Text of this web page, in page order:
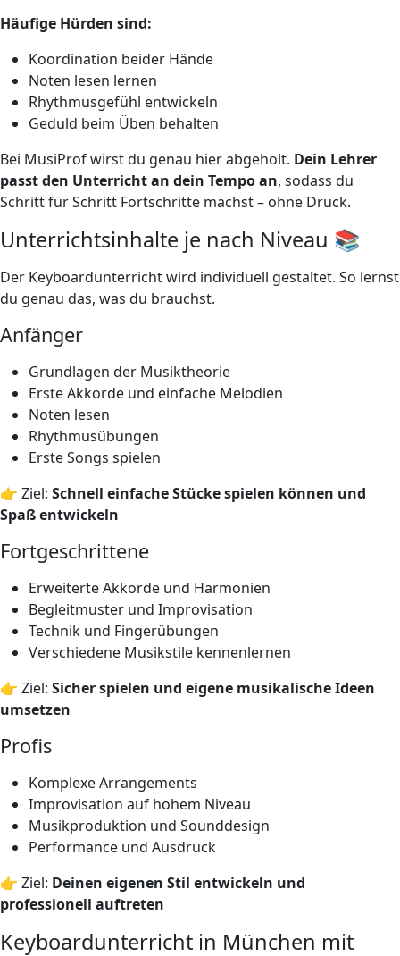
Häufige Hürden sind:
Koordination beider Hände
Noten lesen lernen
Rhythmusgefühl entwickeln
Geduld beim Üben behalten
Bei MusiProf wirst du genau hier abgeholt. Dein Lehrer
passt den Unterricht an dein Tempo an, sodass du
Schritt für Schritt Fortschritte machst – ohne Druck.
Unterrichtsinhalte je nach Niveau 📚
Der Keyboardunterricht wird individuell gestaltet. So lernst
du genau das, was du brauchst.
Anfänger
Grundlagen der Musiktheorie
Erste Akkorde und einfache Melodien
Noten lesen
Rhythmusübungen
Erste Songs spielen
👉 Ziel: Schnell einfache Stücke spielen können und
Spaß entwickeln
Fortgeschrittene
Erweiterte Akkorde und Harmonien
Begleitmuster und Improvisation
Technik und Fingerübungen
Verschiedene Musikstile kennenlernen
👉 Ziel: Sicher spielen und eigene musikalische Ideen
umsetzen
Profis
Komplexe Arrangements
Improvisation auf hohem Niveau
Musikproduktion und Sounddesign
Performance und Ausdruck
👉 Ziel: Deinen eigenen Stil entwickeln und
professionell auftreten
Keyboardunterricht in München mit